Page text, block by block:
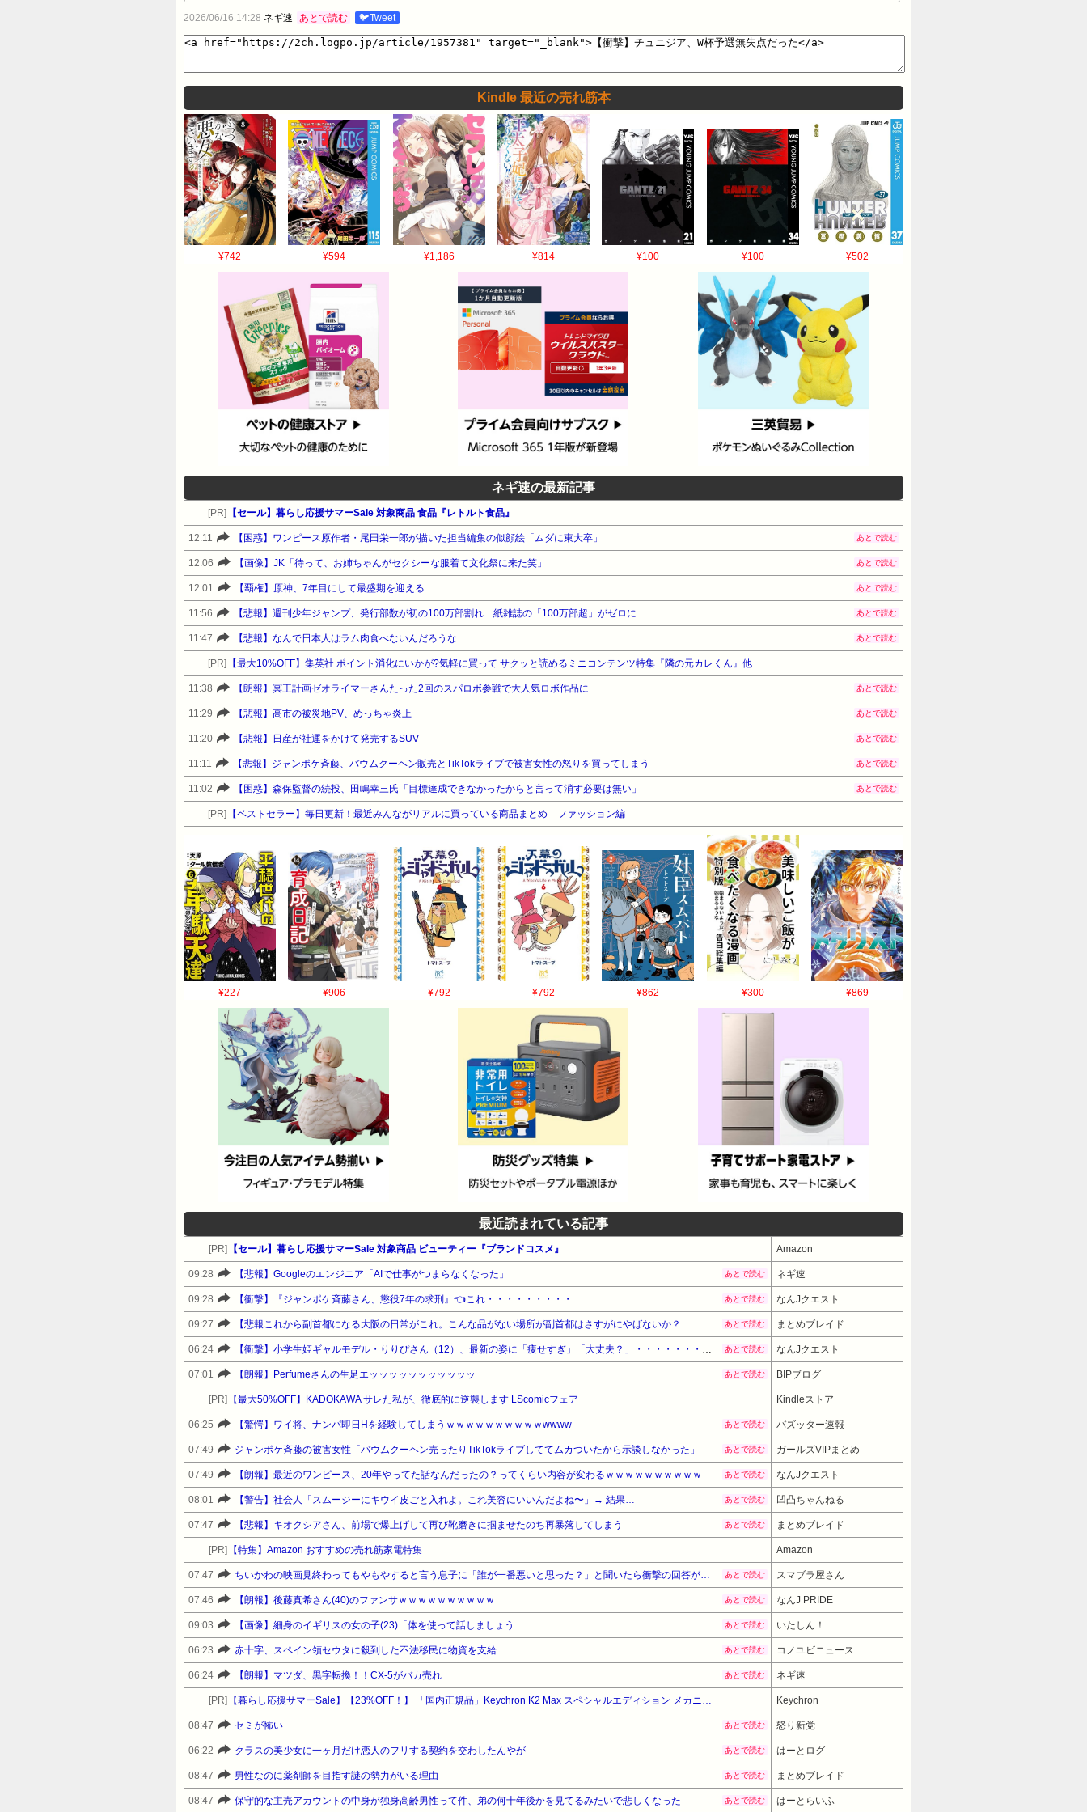
2026/06/16 14:28 ネギ速 あとで読む 🐦Tweet
Kindle 最近の売れ筋本
¥742 ¥594 ¥1,186 ¥814 ¥100 ¥100 ¥502
ネギ速の最新記事
[PR] 【セール】暮らし応援サマーSale 対象商品 食品『レトルト食品』
12:11 【困惑】ワンピース原作者・尾田栄一郎が描いた担当編集の似顔絵「ムダに東大卒」 あとで読む
12:06 【画像】JK「待って、お姉ちゃんがセクシーな服着て文化祭に来た笑」 あとで読む
12:01 【覇権】原神、7年目にして最盛期を迎える あとで読む
11:56 【悲報】週刊少年ジャンプ、発行部数が初の100万部割れ…紙雑誌の「100万部超」がゼロに あとで読む
11:47 【悲報】なんで日本人はラム肉食べないんだろうな あとで読む
[PR] 【最大10%OFF】集英社 ポイント消化にいかが?気軽に買って サクッと読めるミニコンテンツ特集『隣の元カレくん』他
11:38 【朗報】冥王計画ゼオライマーさんたった2回のスパロボ参戦で大人気ロボ作品に あとで読む
11:29 【悲報】高市の被災地PV、めっちゃ炎上 あとで読む
11:20 【悲報】日産が社運をかけて発売するSUV あとで読む
11:11 【悲報】ジャンポケ斉藤、バウムクーヘン販売とTikTokライブで被害女性の怒りを買ってしまう あとで読む
11:02 【困惑】森保監督の続投、田嶋幸三氏「目標達成できなかったからと言って消す必要は無い」 あとで読む
[PR] 【ベストセラー】毎日更新！最近みんながリアルに買っている商品まとめ ファッション編
¥227 ¥906 ¥792 ¥792 ¥862 ¥300 ¥869
最近読まれている記事
[PR] 【セール】暮らし応援サマーSale 対象商品 ビューティー『ブランドコスメ』 Amazon
09:28 【悲報】Googleのエンジニア「AIで仕事がつまらなくなった」 あとで読む ネギ速
09:28 【衝撃】『ジャンポケ斉藤さん、懲役7年の求刑』👈これ・・・・・・・・・ あとで読む なんJクエスト
09:27 【悲報これから副首都になる大阪の日常がこれ。こんな品がない場所が副首都はさすがにやばないか？ あとで読む まとめブレイド
06:24 【衝撃】小学生姫ギャルモデル・りりぴさん（12）、最新の姿に「痩せすぎ」「大丈夫？」・・・・・・・・・ あとで読む なんJクエスト
07:01 【朗報】Perfumeさんの生足エッッッッッッッッッッッ あとで読む BIPブログ
[PR] 【最大50%OFF】KADOKAWA サレた私が、徹底的に逆襲します LScomicフェア Kindleストア
06:25 【驚愕】ワイ将、ナンパ即日Hを経験してしまうｗｗｗｗｗｗｗｗｗｗwwww あとで読む バズッター速報
07:49 ジャンポケ斉藤の被害女性「バウムクーヘン売ったりTikTokライブしててムカついたから示談しなかった」 あとで読む ガールズVIPまとめ
07:49 【朗報】最近のワンピース、20年やってた話なんだったの？ってくらい内容が変わるｗｗｗｗｗｗｗｗｗｗ あとで読む なんJクエスト
08:01 【警告】社会人「スムージーにキウイ皮ごと入れよ。これ美容にいいんだよね〜」→ 結果… あとで読む 凹凸ちゃんねる
07:47 【悲報】キオクシアさん、前場で爆上げして再び靴磨きに掴ませたのち再暴落してしまう あとで読む まとめブレイド
[PR] 【特集】Amazon おすすめの売れ筋家電特集 Amazon
07:47 ちいかわの映画見終わってもやもやすると言う息子に「誰が一番悪いと思った？」と聞いたら衝撃の回答が… あとで読む スマブラ屋さん
07:46 【朗報】後藤真希さん(40)のファンサｗｗｗｗｗｗｗｗｗｗ あとで読む なんJ PRIDE
09:03 【画像】細身のイギリスの女の子(23)「体を使って話しましょう… あとで読む いたしん！
06:23 赤十字、スペイン領セウタに殺到した不法移民に物資を支給 あとで読む コノユビニュース
06:24 【朗報】マツダ、黒字転換！！CX-5がバカ売れ あとで読む ネギ速
[PR] 【暮らし応援サマーSale】【23%OFF！】 「国内正規品」Keychron K2 Max スペシャルエディション メカニカルキーボード 2.4G/Bluetooth/有線 日本語配列 赤軸 Keychron
08:47 セミが怖い あとで読む 怒り新党
06:22 クラスの美少女に一ヶ月だけ恋人のフリする契約を交わしたんやが あとで読む はーとログ
08:47 男性なのに薬剤師を目指す謎の勢力がいる理由 あとで読む まとめブレイド
08:47 保守的な主売アカウントの中身が独身高齢男性って件、弟の何十年後かを見てるみたいで悲しくなった あとで読む はーとらいふ